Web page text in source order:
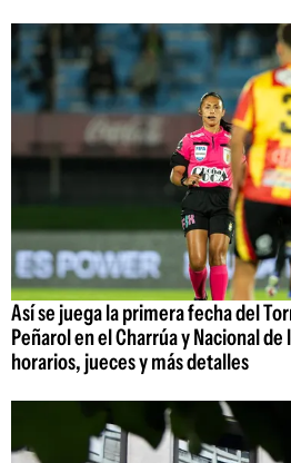
Así se juega la primera fecha del
Peñarol en el Charrúa y Nacional
horarios, jueces y más detalles